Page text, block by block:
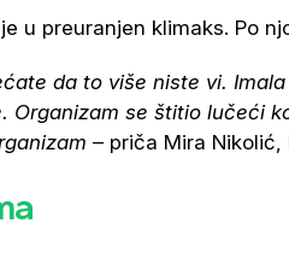
u preuranjen klimaks. Po
da to više niste vi.
Organizam se štitio lučeći
– priča Mira Nikolić,